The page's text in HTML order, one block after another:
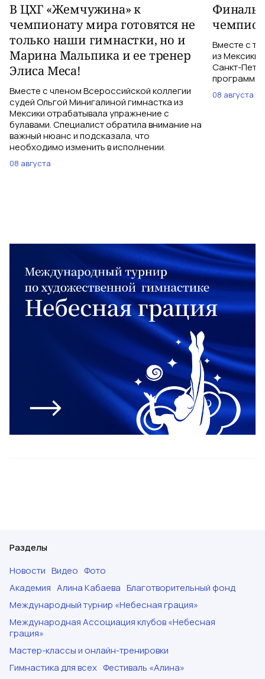
В ЦХГ «Жемчужина» к
чемпионату мира готовятся не
только наши гимнастки, но и
Марина Мальпика и ее тренер
Элиса Меса!
Вместе с членом Всероссийской коллегии
судей Ольгой Минигалиной гимнастка из
Мексики отрабатывала упражнение с
булавами. Специалист обратила внимание на
важный нюанс и подсказала, что
необходимо изменить в исполнении.
08 августа
Вместе с
из Мексики
Санкт-
программе
08 августа
Разделы
Новости Видео Фото
Академия Алина Кабаева Благотворительный фонд
Международный турнир «Небесная грация»
Международная Ассоциация клубов «Небесная
грация»
Мастер-классы и онлайн-тренировки
Гимнастика для всех Фестиваль «Алина»